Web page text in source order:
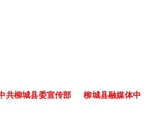
共柳城县委宣传部 柳城县融媒体中